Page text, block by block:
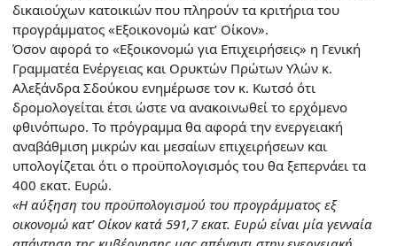
δικαιούχων κατοικιών που πληρούν τα κριτήρια του
προγράμματος «Εξοικονομώ κατ’ Οίκον».
Όσον αφορά το «Εξοικονομώ για Επιχειρήσεις» η Γενική
Γραμματέα Ενέργειας και Ορυκτών Πρώτων Υλών κ.
Αλεξάνδρα Σδούκου ενημέρωσε τον κ. Κωτσό ότι
δρομολογείται έτσι ώστε να ανακοινωθεί το ερχόμενο
φθινόπωρο. Το πρόγραμμα θα αφορά την ενεργειακή
αναβάθμιση μικρών και μεσαίων επιχειρήσεων και
υπολογίζεται ότι ο προϋπολογισμός του θα ξεπερνάει τα
400 εκατ. Ευρώ.
«Η αύξηση του προϋπολογισμού του προγράμματος εξ
οικονομώ κατ’ Οίκον κατά 591,7 εκατ. Ευρώ είναι μία γενναία